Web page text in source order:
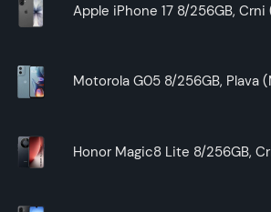
Apple iPhone 17 8/256GB,
Motorola G05 8/256GB, Plava
Honor Magic8 Lite 8/256GB,